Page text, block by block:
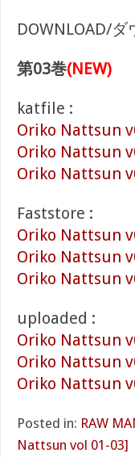
DOWNLOAD/ダ
第03巻(NEW)
katfile :
Oriko Nattsun
Oriko Nattsun
Oriko Nattsun
Faststore :
Oriko Nattsun
Oriko Nattsun
Oriko Nattsun
uploaded :
Oriko Nattsun
Oriko Nattsun
Oriko Nattsun
Posted in: RAW
Nattsun vol 01-03]